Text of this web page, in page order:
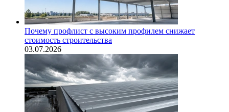
Почему профлист с высоким профилем снижает
стоимость строительства
03.07.2026